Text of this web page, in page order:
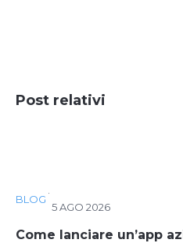
Post relativi
BLOG
·
5 AGO 2026
Come lanciare un’app